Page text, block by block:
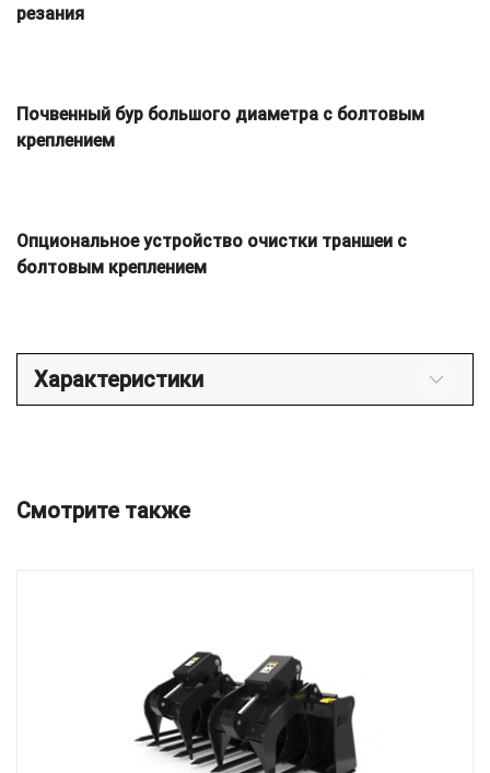
резания
Почвенный бур большого диаметра с болтовым
креплением
Опциональное устройство очистки траншеи с
болтовым креплением
Характеристики
Смотрите также